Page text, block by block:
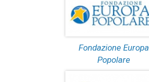
Fondazione Europa
Popolare